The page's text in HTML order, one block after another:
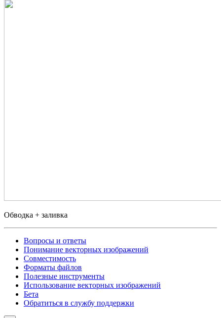
Обводка + заливка
Вопросы и ответы
Понимание векторных изображений
Совместимость
Форматы файлов
Полезные инструменты
Использование векторных изображений
Бета
Обратиться в службу поддержки